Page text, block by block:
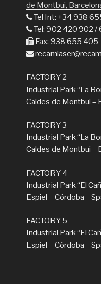
de Montbui,
Tel Int: +34 938
Tel: 902 420 902
Fax: 938 655 405
FACTORY 2
Industrial Park “La
Caldes de Montbui –
FACTORY 3
Industrial Park “La
Caldes de Montbui –
FACTORY 4
Industrial Park “El
Espiel – Córdoba –
FACTORY 5
Industrial Park “El
Espiel – Córdoba –